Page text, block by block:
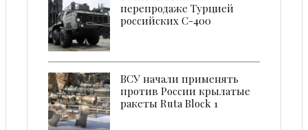
перепродаже Турцией
российских С-400
ВСУ начали применять
против России крылатые
ракеты Ruta Block 1